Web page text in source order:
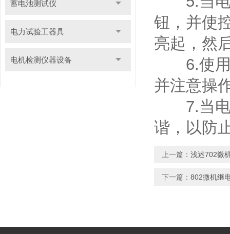
蓄电池测试仪
电力试验工器具
电机检测仪器设备
钮，并使
亮起，然
6.使用
并注意操
7.当电
谐，以防
上一篇： 浅述702微
下一篇： 802微机继